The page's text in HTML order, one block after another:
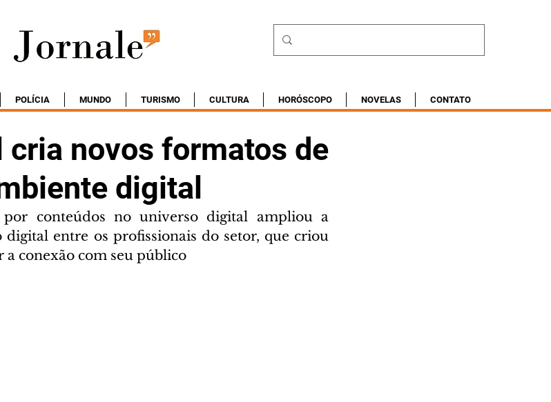
POLÍCIA MUNDO TURISMO CULTURA HORÓSCOPO NOVELAS CONTATO
cria novos formatos de
digital
conteúdos no universo digital ampliou a
digital entre os profissionais do setor, que criou
conexão com seu público